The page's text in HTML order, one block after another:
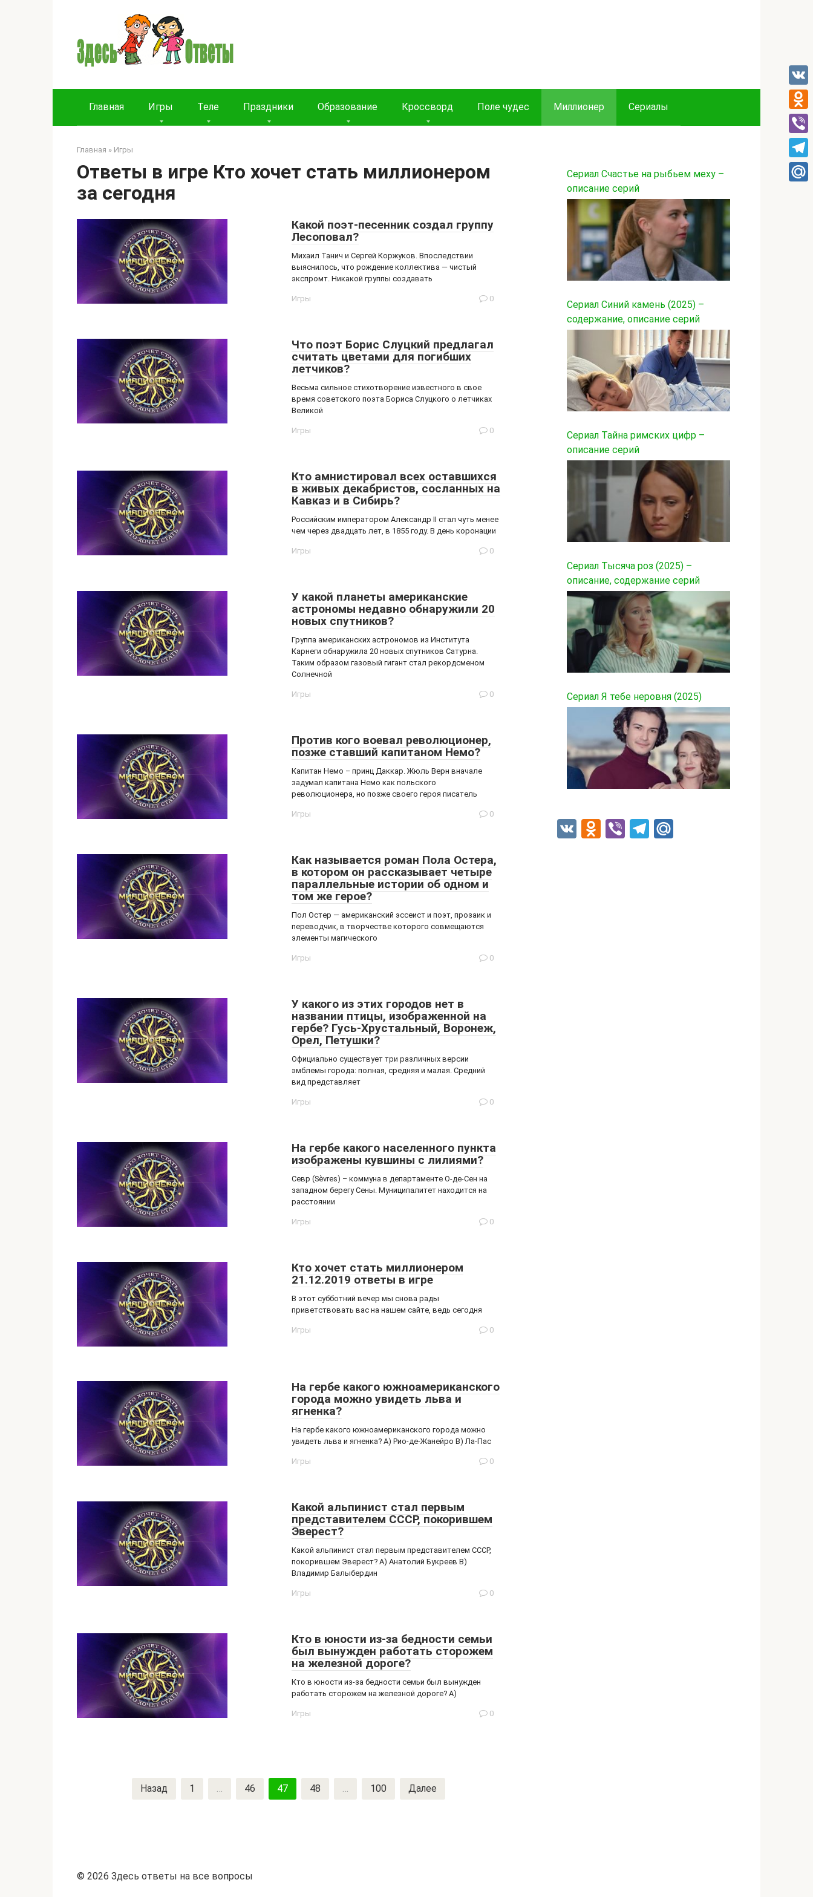
Главная Игры Теле Праздники Образование Кроссворд Поле чудес Миллионер Сериалы
Главная » Игры
Ответы в игре Кто хочет стать миллионером
за сегодня
Какой поэт-песенник создал группу
Лесоповал?
Михаил Танич и Сергей Коржуков. Впоследствии
выяснилось, что рождение коллектива — чистый
экспромт. Никакой группы создавать
Игры 0
Что поэт Борис Слуцкий предлагал
считать цветами для погибших
летчиков?
Весьма сильное стихотворение известного в свое
время советского поэта Бориса Слуцкого о летчиках
Великой
Игры 0
Кто амнистировал всех оставшихся
в живых декабристов, сосланных на
Кавказ и в Сибирь?
Российским императором Александр II стал чуть менее
чем через двадцать лет, в 1855 году. В день коронации
Игры 0
У какой планеты американские
астрономы недавно обнаружили 20
новых спутников?
Группа американских астрономов из Института
Карнеги обнаружила 20 новых спутников Сатурна.
Таким образом газовый гигант стал рекордсменом
Солнечной
Игры 0
Против кого воевал революционер,
позже ставший капитаном Немо?
Капитан Немо – принц Даккар. Жюль Верн вначале
задумал капитана Немо как польского
революционера, но позже своего героя писатель
Игры 0
Как называется роман Пола Остера,
в котором он рассказывает четыре
параллельные истории об одном и
том же герое?
Пол Остер — американский эссеист и поэт, прозаик и
переводчик, в творчестве которого совмещаются
элементы магического
Игры 0
У какого из этих городов нет в
названии птицы, изображенной на
гербе? Гусь-Хрустальный, Воронеж,
Орел, Петушки?
Официально существует три различных версии
эмблемы города: полная, средняя и малая. Средний
вид представляет
Игры 0
На гербе какого населенного пункта
изображены кувшины с лилиями?
Севр (Sèvres) – коммуна в департаменте О-де-Сен на
западном берегу Сены. Муниципалитет находится на
расстоянии
Игры 0
Кто хочет стать миллионером
21.12.2019 ответы в игре
В этот субботний вечер мы снова рады
приветствовать вас на нашем сайте, ведь сегодня
Игры 0
На гербе какого южноамериканского
города можно увидеть льва и
ягненка?
На гербе какого южноамериканского города можно
увидеть льва и ягненка? А) Рио-де-Жанейро В) Ла-Пас
Игры 0
Какой альпинист стал первым
представителем СССР, покорившем
Эверест?
Какой альпинист стал первым представителем СССР,
покорившем Эверест? А) Анатолий Букреев В)
Владимир Балыбердин
Игры 0
Кто в юности из-за бедности семьи
был вынужден работать сторожем
на железной дороге?
Кто в юности из-за бедности семьи был вынужден
работать сторожем на железной дороге? А)
Игры 0
Назад 1 … 46 47 48 … 100 Далее
Сериал Счастье на рыбьем меху –
описание серий
Сериал Синий камень (2025) –
содержание, описание серий
Сериал Тайна римских цифр –
описание серий
Сериал Тысяча роз (2025) –
описание, содержание серий
Сериал Я тебе неровня (2025)
VK Odnoklassniki
ViberTelegram
© 2026 Здесь ответы на все вопросы
VK
Viber